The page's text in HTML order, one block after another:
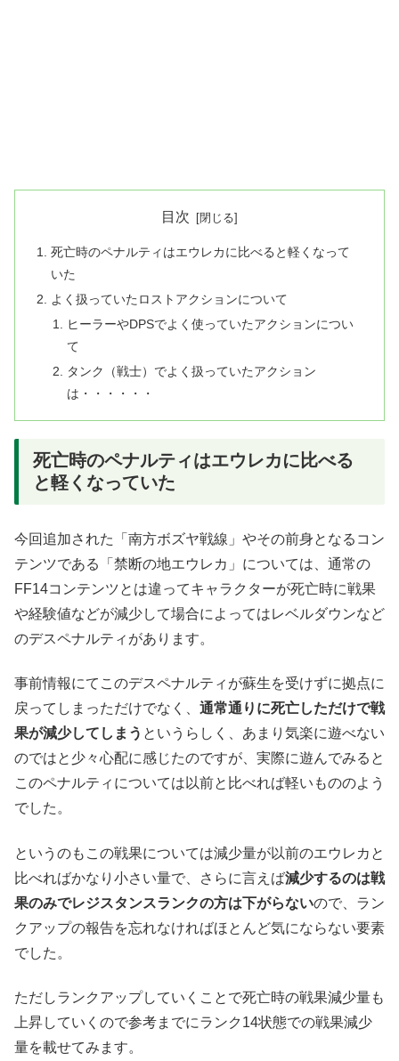
目次
死亡時のペナルティはエウレカに比べると軽くなって
いた
よく扱っていたロストアクションについて
ヒーラーやDPSでよく使っていたアクションについ
て
タンク（戦士）でよく扱っていたアクション
は・・・・・・
死亡時のペナルティはエウレカに比べる
と軽くなっていた
今回追加された「南方ボズヤ戦線」やその前身となるコン
テンツである「禁断の地エウレカ」については、通常の
FF14コンテンツとは違ってキャラクターが死亡時に戦果
や経験値などが減少して場合によってはレベルダウンなど
のデスペナルティがあります。
事前情報にてこのデスペナルティが蘇生を受けずに拠点に
戻ってしまっただけでなく、 通常通りに死亡しただけで戦
果が減少してしまう というらしく、あまり気楽に遊べない
のではと少々心配に感じたのですが、実際に遊んでみると
このペナルティについては以前と比べれば軽いもののよう
でした。
というのもこの戦果については減少量が以前のエウレカと
比べればかなり小さい量で、さらに言えば減少するのは戦
果のみでレジスタンスランクの方は下がらないので、ラン
クアップの報告を忘れなければほとんど気にならない要素
でした。
ただしランクアップしていくことで死亡時の戦果減少量も
上昇していくので参考までにランク14状態での戦果減少
量を載せてみます。